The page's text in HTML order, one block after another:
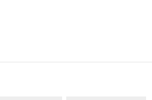
いる。
26）がいるのだが、後輩の姫原由